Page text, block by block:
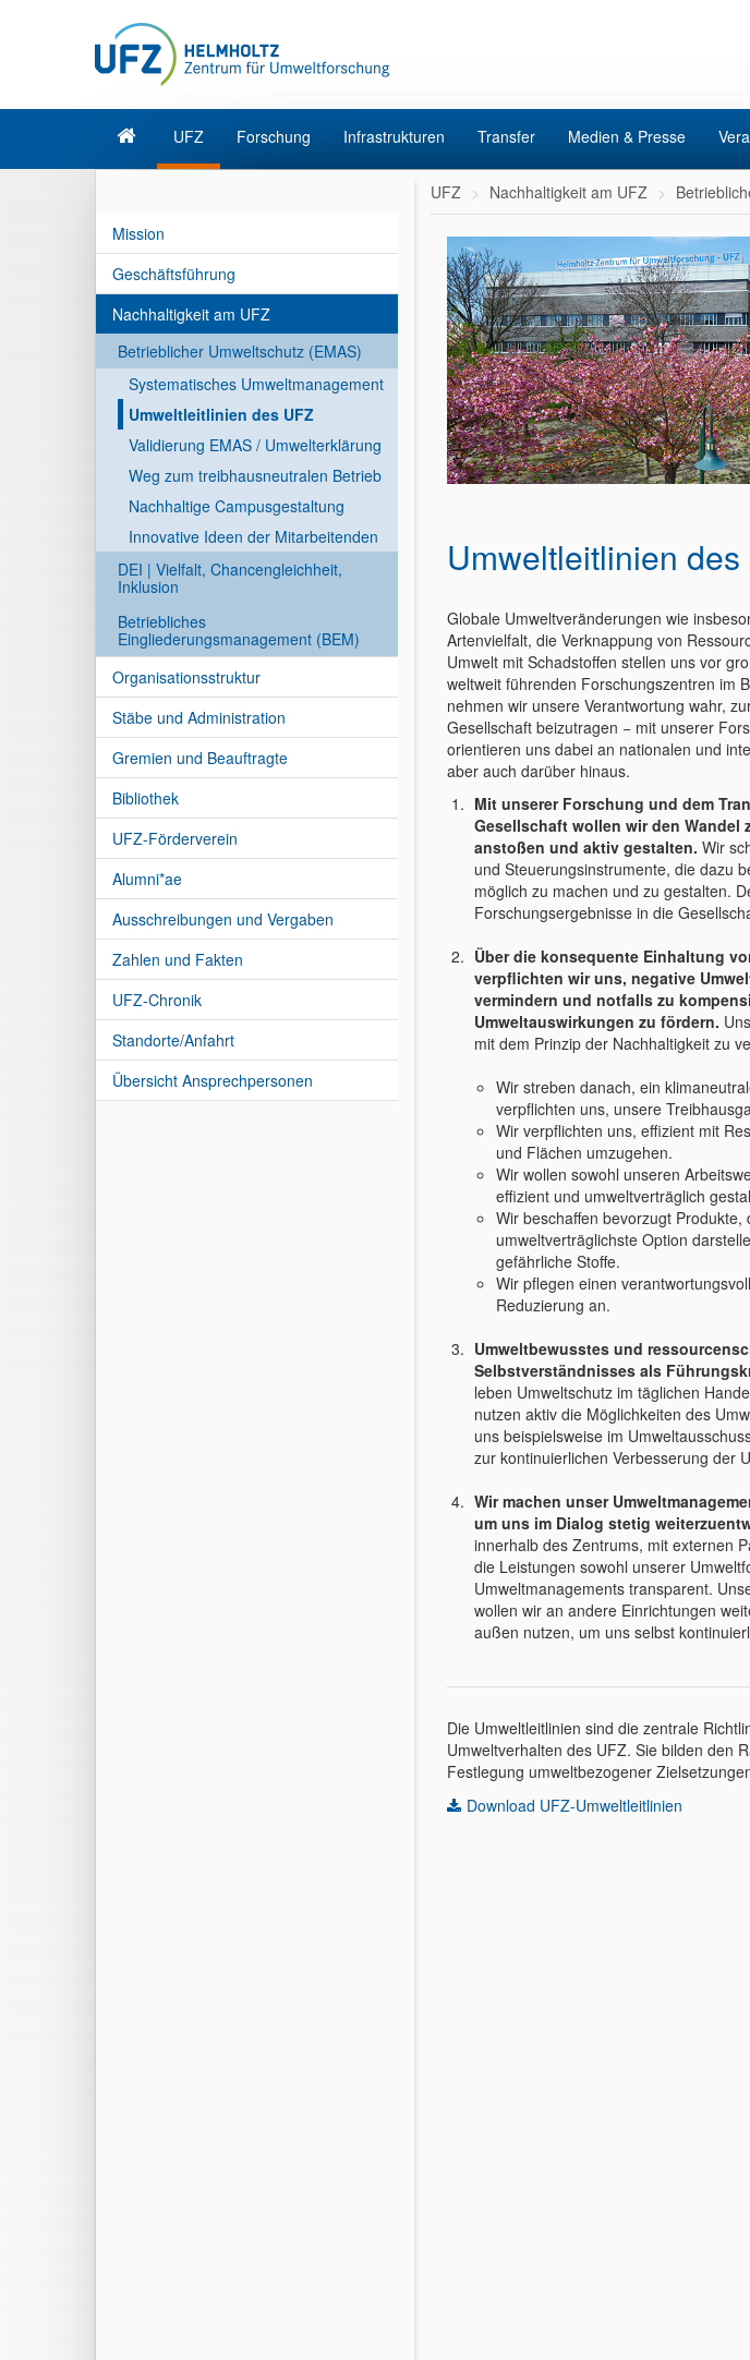
UFZ Forschung Infrastrukturen Transfer Medien & Presse
Mission
Geschäftsführung
Nachhaltigkeit am UFZ
Betrieblicher Umweltschutz (EMAS)
Systematisches Umweltmanagement
Umweltleitlinien des UFZ
Validierung EMAS / Umwelterklärung
Weg zum treibhausneutralen Betrieb
Nachhaltige Campusgestaltung
Innovative Ideen der Mitarbeitenden
DEI | Vielfalt, Chancengleichheit,
Inklusion
Betriebliches
Eingliederungsmanagement (BEM)
Organisationsstruktur
Stäbe und Administration
Gremien und Beauftragte
Bibliothek
UFZ-Förderverein
Alumni*ae
Ausschreibungen und Vergaben
Zahlen und Fakten
UFZ-Chronik
Standorte/Anfahrt
Übersicht Ansprechpersonen
UFZ Nachhaltigkeit am UFZ
Umweltleitlinien des
Globale Umweltveränderungen wie
Artenvielfalt, die Verknappung von
Umwelt mit Schadstoffen stellen uns vor
weltweit führenden Forschungszentren im
nehmen wir unsere Verantwortung wahr,
Gesellschaft beizutragen − mit unserer
orientieren uns dabei an nationalen und
aber auch darüber hinaus.
Mit unserer Forschung und dem
Gesellschaft wollen wir den
anstoßen und aktiv gestalten. Wir
und Steuerungsinstrumente, die dazu
möglich zu machen und zu gestalten.
Forschungsergebnisse in die
Über die konsequente Einhaltung
verpflichten wir uns, negative
vermindern und notfalls zu
Umweltauswirkungen zu fördern.
mit dem Prinzip der Nachhaltigkeit zu
Wir streben danach, ein
verpflichten uns, unsere
Wir verpflichten uns, effizient mit
und Flächen umzugehen.
Wir wollen sowohl unseren
effizient und umweltverträglich
Wir beschaffen bevorzugt
umweltverträglichste Option
gefährliche Stoffe.
Wir pflegen einen
Reduzierung an.
Umweltbewusstes und
Selbstverständnisses als
leben Umweltschutz im täglichen
nutzen aktiv die Möglichkeiten des
uns beispielsweise im
zur kontinuierlichen Verbesserung der
Wir machen unser
um uns im Dialog stetig
innerhalb des Zentrums, mit externen
die Leistungen sowohl unserer
Umweltmanagements transparent.
wollen wir an andere Einrichtungen
außen nutzen, um uns selbst
Die Umweltleitlinien sind die zentrale
Umweltverhalten des UFZ. Sie bilden den
Festlegung umweltbezogener
Download UFZ-Umweltleitlinien